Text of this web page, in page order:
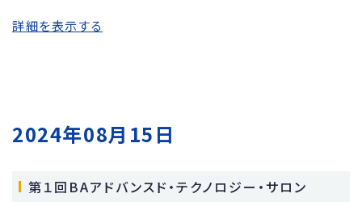
詳細を表示する
2024年08月15日
第１回BAアドバンスド・テクノロジー・サロン